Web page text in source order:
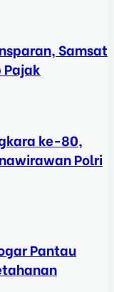
Samsat
Pajak
ke-80,
Polri
Pantau